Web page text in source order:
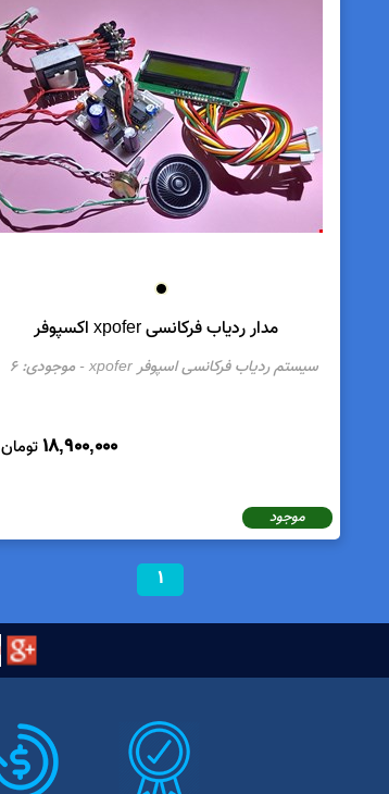
مدار ردیاب فرکانسی xpofer اکسپوفر
سیستم ردیاب فرکانسی اسپوفر xpofer - موجودی:6
18,900,000تومان
موجود
1